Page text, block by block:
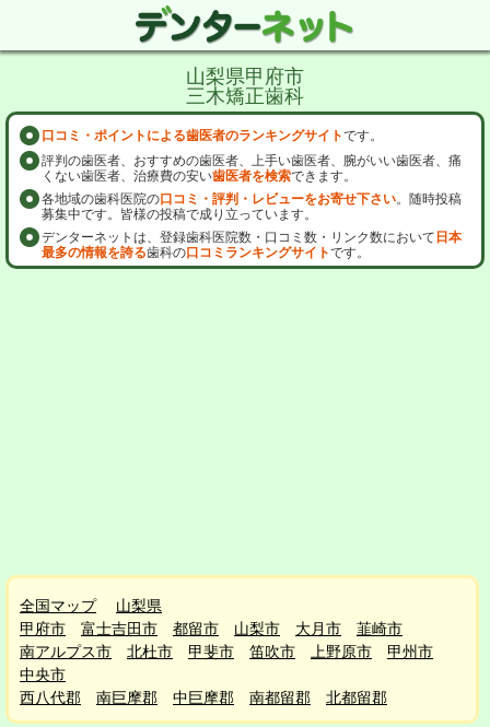
山梨県甲府市
三木矯正歯科
口コミ・ポイントによる歯医者のランキングサイトです。
評判の歯医者、おすすめの歯医者、上手い歯医者、腕がいい歯医者、痛
くない歯医者、治療費の安い歯医者を検索できます。
各地域の歯科医院の口コミ・評判・レビューをお寄せ下さい。随時投稿
募集中です。皆様の投稿で成り立っています。
デンターネットは、登録歯科医院数・口コミ数・リンク数において 日本
最多の情報を誇る歯科の口コミランキングサイトです。
全国マップ
山梨県
甲府市
富士吉田市 都留市 山梨市 大月市
韮崎市
南アルプス市
北杜市 甲斐市 笛吹市 上野原市
甲州市
中央市
西八代郡
南巨摩郡 中巨摩郡 南都留郡 北都留郡